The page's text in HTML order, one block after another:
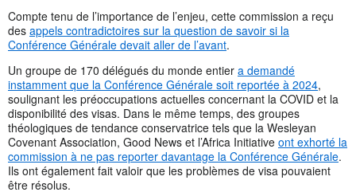
Compte tenu de l’importance de l’enjeu, cette commission a reçu
des appels contradictoires sur la question de savoir si la
Conférence Générale devait aller de l’avant.
Un groupe de 170 délégués du monde entier a demandé
instamment que la Conférence Générale soit reportée à 2024,
soulignant les préoccupations actuelles concernant la COVID et la
disponibilité des visas. Dans le même temps, des groupes
théologiques de tendance conservatrice tels que la Wesleyan
Covenant Association, Good News et l’Africa Initiative ont exhorté la
commission à ne pas reporter davantage la Conférence Générale.
Ils ont également fait valoir que les problèmes de visa pouvaient
être résolus.